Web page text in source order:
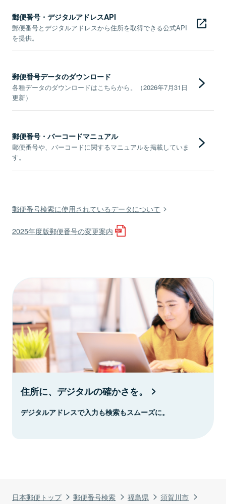
日本郵便トップ 郵便番号検索 福島県
須賀川市
郵便番号・デジタルアドレスAPI
郵便番号とデジタルアドレスから住所を取得できる公式API
を提供。
郵便番号データのダウンロード
各種データのダウンロードはこちらから。（2026年7月31日
更新）
郵便番号・バーコードマニュアル
郵便番号や、バーコードに関するマニュアルを掲載していま
す。
郵便番号検索に使用されているデータについて
2025年度版郵便番号の変更案内
住所に、デジタルの確かさを。
デジタルアドレスで入力も検索もスムーズに。